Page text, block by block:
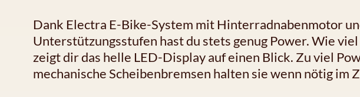
Dank Electra E-Bike-System mit Hinterradnabenmotor
Unterstützungsstufen hast du stets genug Power. Wie
zeigt dir das helle LED-Display auf einen Blick. Zu viel
mechanische Scheibenbremsen halten sie wenn nötig im